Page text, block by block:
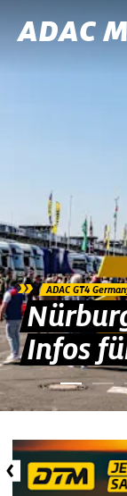
ADAC
» ADAC GT4
Infos